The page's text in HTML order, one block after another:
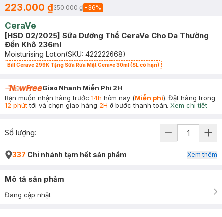
223.000 ₫350.000 ₫ -36%
CeraVe
[HSD 02/2025] Sữa Dưỡng Thể CeraVe Cho Da Thường
Đến Khô 236ml
Moisturising Lotion(SKU: 422222668)
Bill Cerave 299K Tặng Sữa Rửa Mặt Cerave 30ml (SL có hạn)
Giao Nhanh Miễn Phí 2H
Bạn muốn nhận hàng trước 14h hôm nay (Miễn phí). Đặt hàng trong
12 phúttới và chọn giao hàng 2H ở bước thanh toán. Xem chi tiết
Số lượng:
337 Chi nhánh tạm hết sản phẩm Xem thêm
Mô tả sản phẩm
Đang cập nhật